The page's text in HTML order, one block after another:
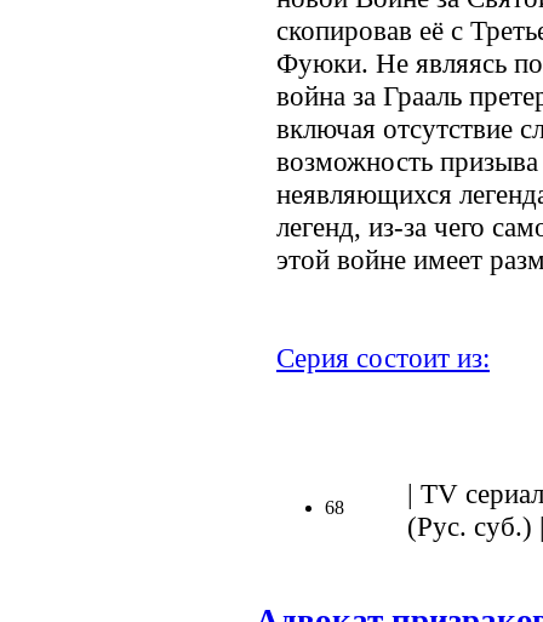
скопировав её с
Фуюки. Не являясь
война за Грааль
включая отсутствие
возможность
неявляющихся
легенд, из-за чего
этой войне имеет
Серия состоит из:
68
| TV
(Рус.